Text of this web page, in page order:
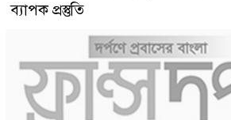
ব্যাপক প্রস্তুতি